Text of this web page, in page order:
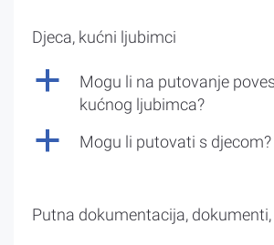
Djeca, kućni ljubimci
a
Mogu li na putovanje
kućnog ljubimca?
a Mogu li putovati s djecom?
Putna dokumentacija, dokumenti,